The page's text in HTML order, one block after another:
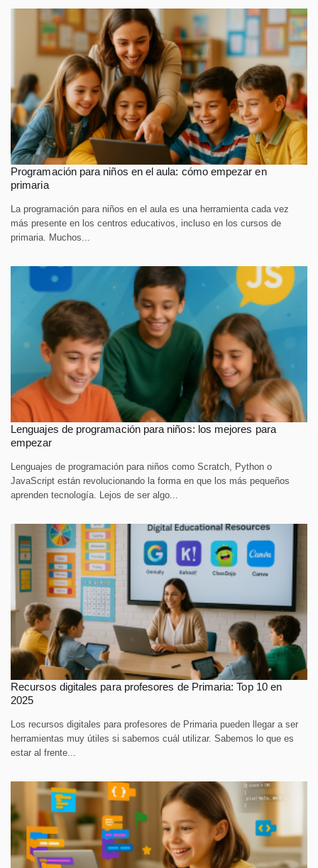
Programación para niños en el aula: cómo empezar en
primaria
La programación para niños en el aula es una herramienta cada vez
más presente en los centros educativos, incluso en los cursos de
primaria. Muchos...
Lenguajes de programación para niños: los mejores para
empezar
Lenguajes de programación para niños como Scratch, Python o
JavaScript están revolucionando la forma en que los más pequeños
aprenden tecnología. Lejos de ser algo...
Recursos digitales para profesores de Primaria: Top 10 en
2025
Los recursos digitales para profesores de Primaria pueden llegar a ser
herramientas muy útiles si sabemos cuál utilizar. Sabemos lo que es
estar al frente...